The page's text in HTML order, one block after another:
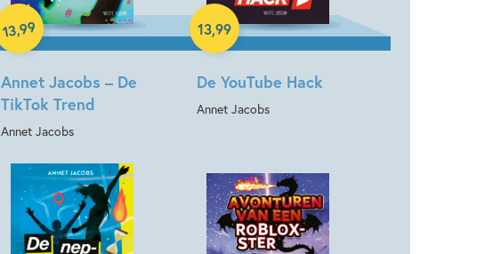
Annet Jacobs – De
TikTok Trend
Annet Jacobs
13,99
De YouTube Hack
Annet Jacobs
13,99